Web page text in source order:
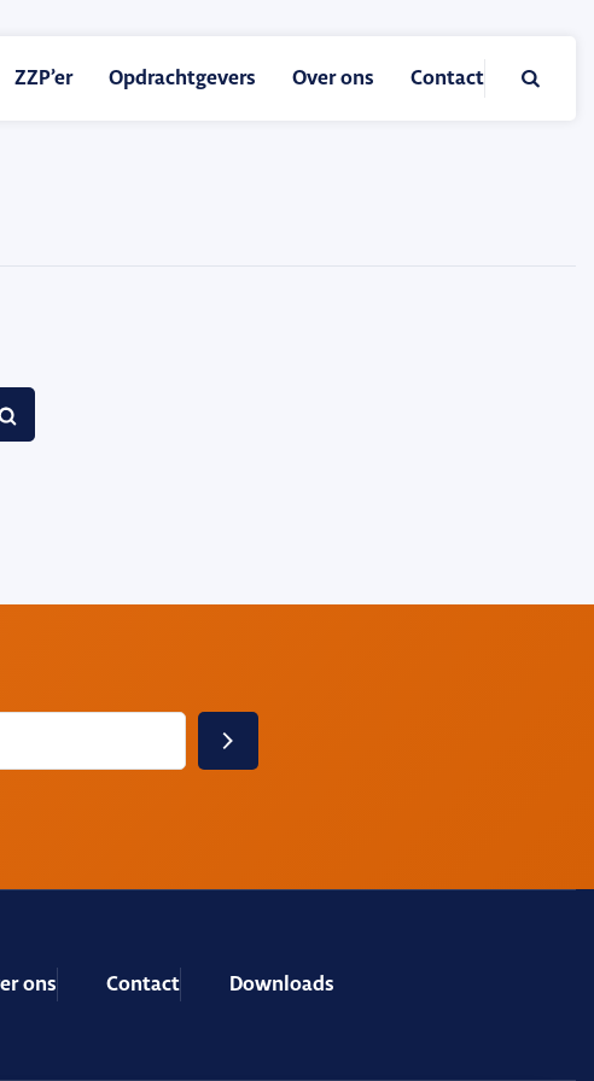
ZZP’er Opdrachtgevers Over ons Contact 
ons Contact Downloads